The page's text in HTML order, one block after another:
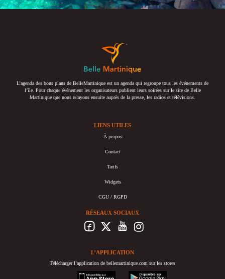
L’agenda des bons plans de BelleMartinique est un agenda qui regroupe tous les événements de
l’île. Pour chaque événement les organisateurs publient leurs soirées sur le site de Belle
Martinique que nous relayons ensuite auprès de la presse, les radios et télévisions.
LIENS UTILES
À propos
Contact
Tarifs
Widgets
CGU / RGPD
RÉSEAUX SOCIAUX
L’APPLICATION
Télécharger l’application de bellemartinique.com sur les stores
appstore
googleplay